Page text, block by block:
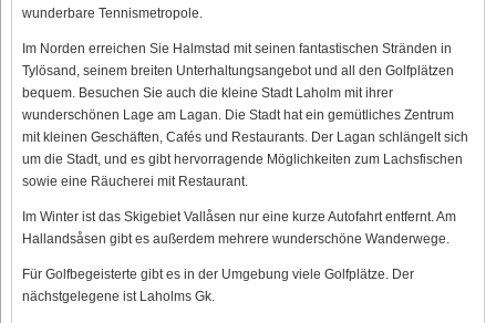
wunderbare Tennismetropole.
Im Norden erreichen Sie Halmstad mit seinen fantastischen Stränden in
Tylösand, seinem breiten Unterhaltungsangebot und all den Golfplätzen
bequem. Besuchen Sie auch die kleine Stadt Laholm mit ihrer
wunderschönen Lage am Lagan. Die Stadt hat ein gemütliches Zentrum
mit kleinen Geschäften, Cafés und Restaurants. Der Lagan schlängelt sich
um die Stadt, und es gibt hervorragende Möglichkeiten zum Lachsfischen
sowie eine Räucherei mit Restaurant.
Im Winter ist das Skigebiet Vallåsen nur eine kurze Autofahrt entfernt. Am
Hallandsåsen gibt es außerdem mehrere wunderschöne Wanderwege.
Für Golfbegeisterte gibt es in der Umgebung viele Golfplätze. Der
nächstgelegene ist Laholms Gk.